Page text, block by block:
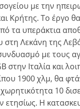
με την
Κρήτης. Το έργο
τα υπεράκτια
στη Λεκάνη της
με τους
στην Ιταλία και
1900 χλμ, θα
χωρητικότητα 10
ετησίως. Η